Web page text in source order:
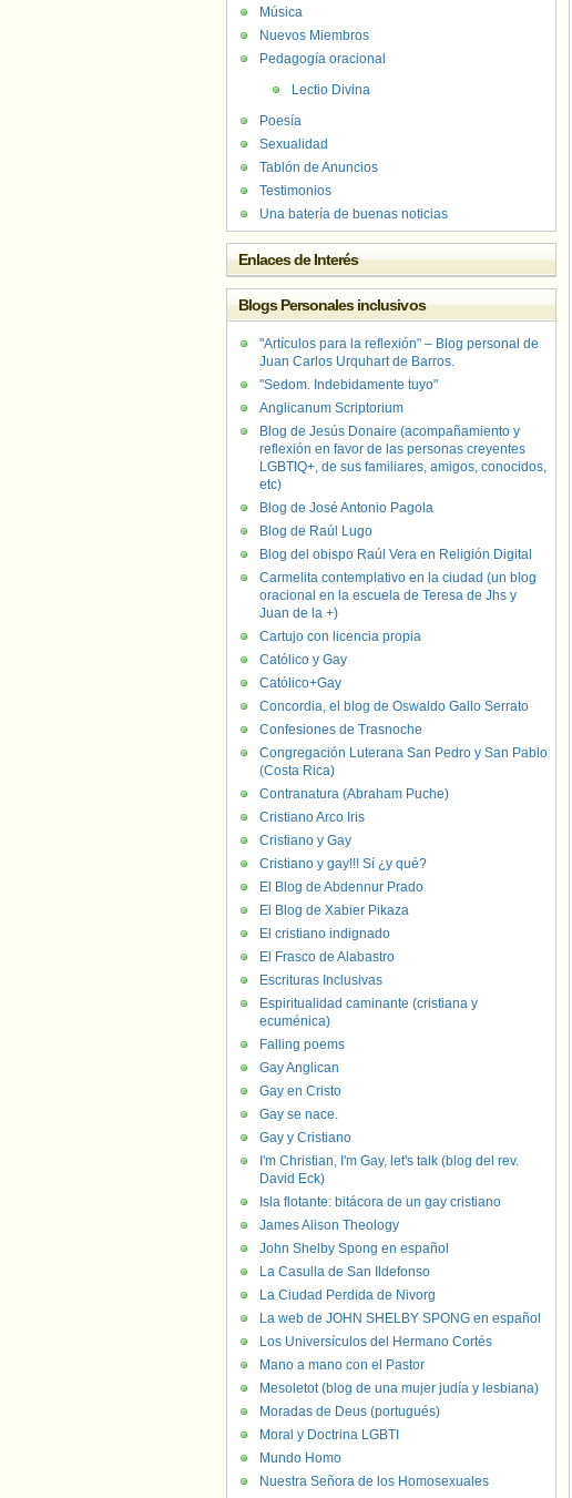
Música
Nuevos Miembros
Pedagogía oracional
Lectio Divina
Poesía
Sexualidad
Tablón de Anuncios
Testimonios
Una batería de buenas noticias
Enlaces de Interés
Blogs Personales inclusivos
"Artículos para la reflexión" – Blog personal de
Juan Carlos Urquhart de Barros.
"Sedom. Indebidamente tuyo"
Anglicanum Scriptorium
Blog de Jesús Donaire (acompañamiento y
reflexión en favor de las personas creyentes
LGBTIQ+, de sus familiares, amigos, conocidos,
etc)
Blog de José Antonio Pagola
Blog de Raúl Lugo
Blog del obispo Raúl Vera en Religión Digital
Carmelita contemplativo en la ciudad (un blog
oracional en la escuela de Teresa de Jhs y
Juan de la +)
Cartujo con licencia propia
Católico y Gay
Católico+Gay
Concordia, el blog de Oswaldo Gallo Serrato
Confesiones de Trasnoche
Congregación Luterana San Pedro y San Pablo
(Costa Rica)
Contranatura (Abraham Puche)
Cristiano Arco Iris
Cristiano y Gay
Cristiano y gay!!! Sí ¿y qué?
El Blog de Abdennur Prado
El Blog de Xabier Pikaza
El cristiano indignado
El Frasco de Alabastro
Escrituras Inclusivas
Espiritualidad caminante (cristiana y
ecuménica)
Falling poems
Gay Anglican
Gay en Cristo
Gay se nace.
Gay y Cristiano
I'm Christian, I'm Gay, let's talk (blog del rev.
David Eck)
Isla flotante: bitácora de un gay cristiano
James Alison Theology
John Shelby Spong en español
La Casulla de San Ildefonso
La Ciudad Perdida de Nivorg
La web de JOHN SHELBY SPONG en español
Los Universículos del Hermano Cortés
Mano a mano con el Pastor
Mesoletot (blog de una mujer judía y lesbiana)
Moradas de Deus (portugués)
Moral y Doctrina LGBTI
Mundo Homo
Nuestra Señora de los Homosexuales